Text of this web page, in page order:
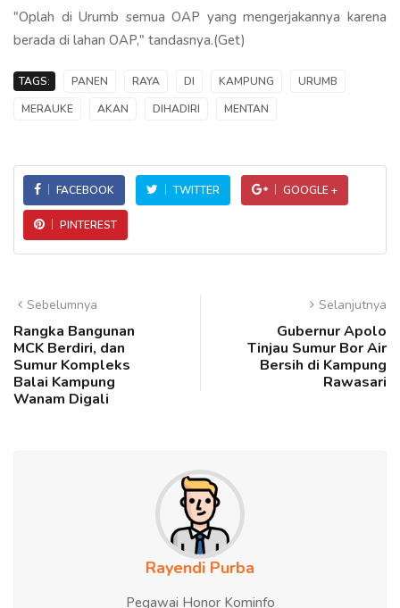
"Oplah di Urumb semua OAP yang mengerjakannya karena
berada di lahan OAP," tandasnya.(Get)
TAGS: PANEN RAYA DI KAMPUNG
URUMB
MERAUKE
AKAN DIHADIRI MENTAN
FACEBOOK TWITTER GOOGLE +
PINTEREST
Sebelumnya
Rangka Bangunan
MCK Berdiri, dan
Sumur Kompleks
Balai Kampung
Wanam Digali
Selanjutnya
Gubernur Apolo
Tinjau Sumur Bor Air
Bersih di Kampung
Rawasari
Rayendi Purba
Pegawai Honor Kominfo